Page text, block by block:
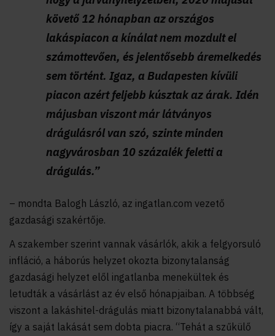
követő 12 hónapban az országos
lakáspiacon a kínálat nem mozdult el
számottevően, és jelentősebb áremelkedés
sem történt. Igaz, a Budapesten kívüli
piacon azért feljebb kúsztak az árak. Idén
májusban viszont már látványos
drágulásról van szó, szinte minden
nagyvárosban 10 százalék feletti a
drágulás.”
– mondta Balogh László, az ingatlan.com vezető
gazdasági szakértője.
A szakember szerint vannak vásárlók, akik a felgyorsuló
infláció, a háborús helyzet okozta bizonytalanság
gazdasági helyzet elől ingatlanba menekültek és
letudták a vásárlást az év első hónapjaiban. A többség
viszont a lakáshitel-drágulás miatt bizonytalanabbá vált,
így a saját lakását sem dobta piacra. “Tehát a szűkülő